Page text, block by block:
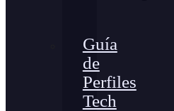
Guía
de
Perfiles
Tech